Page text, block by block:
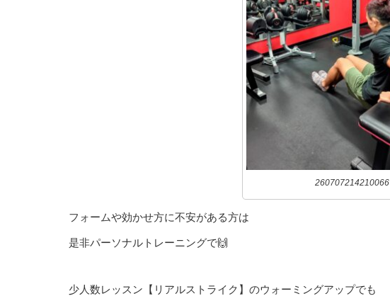
260707214210066
フォームや効かせ方に不安がある方は
是非パーソナルトレーニングで🙌
少人数レッスン【リアルストライク】のウォーミングアップでも